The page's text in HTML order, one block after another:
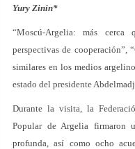
Yury Zinin*
“Moscú-Argelia: más cerca
perspectivas de cooperación”,
similares en los medios
estado del presidente
Durante la visita, la
Popular de Argelia firmaron
profunda, así como ocho